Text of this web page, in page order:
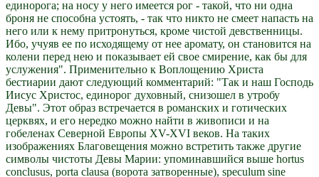
единорога; на носу у него имеется рог - такой, что ни одна
броня не способна устоять, - так что никто не смеет напасть на
него или к нему притронуться, кроме чистой девственницы.
Ибо, учуяв ее по исходящему от нее аромату, он становится на
колени перед нею и показывает ей свое смирение, как бы для
услужения". Применительно к Воплощению Христа
бестиарии дают следующий комментарий: "Так и наш Господь
Иисус Христос, единорог духовный, снизошел в утробу
Девы". Этот образ встречается в романских и готических
церквях, и его нередко можно найти в живописи и на
гобеленах Северной Европы XV-XVI веков. На таких
изображениях Благовещения можно встретить также другие
символы чистоты Девы Марии: упоминавшийся выше hortus
conclusus, porta clausa (ворота затворенные), speculum sine